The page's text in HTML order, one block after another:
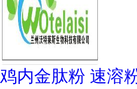
鸡内金肽粉 速溶